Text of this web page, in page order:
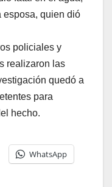
esposa, quien dió
policiales y
realizaron las
quedó a
para
hecho.
WhatsApp